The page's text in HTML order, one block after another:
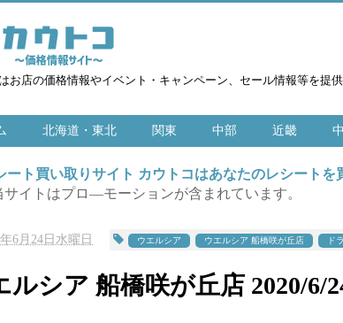
お店の価格情報やイベント・キャンペーン、セール情報等を提供
北海道・東北 関東 中部 近畿
ート買い取りサイト カウトコはあなたのレシートを
イトはプロ―モーションが含まれています。
6月24日水曜日 ウエルシア ウエルシア 船橋咲が丘店 ド
ルシア 船橋咲が丘店 2020/6/